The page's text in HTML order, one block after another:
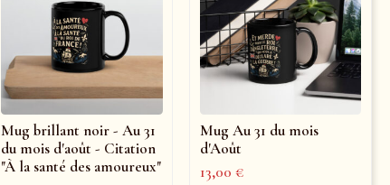
Mug brillant noir - Au 31
du mois d'août - Citation
"À la santé des amoureux"
Mug Au 31 du mois
d'Août
13,00€